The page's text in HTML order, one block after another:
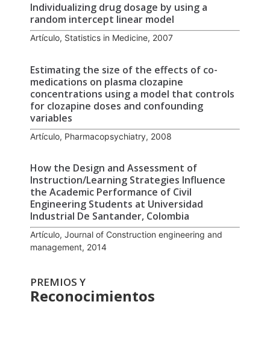
Individualizing drug dosage by using a
random intercept linear model
Artículo, Statistics in Medicine, 2007
Estimating the size of the effects of co-
medications on plasma clozapine
concentrations using a model that controls
for clozapine doses and confounding
variables
Artículo, Pharmacopsychiatry, 2008
How the Design and Assessment of
Instruction/Learning Strategies Influence
the Academic Performance of Civil
Engineering Students at Universidad
Industrial De Santander, Colombia
Artículo, Journal of Construction engineering and
management, 2014
PREMIOS Y
Reconocimientos